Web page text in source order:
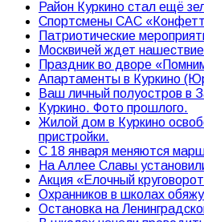
Район Куркино стал ещё
Спортсмены САС
Патриотические
Москвичей ждет
Праздник во дворе
Апартаменты в Куркино
Ваш личный полуостров в
Куркино. Фото прошлого.
Жилой дом в Куркино
пристройки.
С 18 января меняются
На Аллее Славы
Акция «Елочный
Охранников в школах
Остановка на